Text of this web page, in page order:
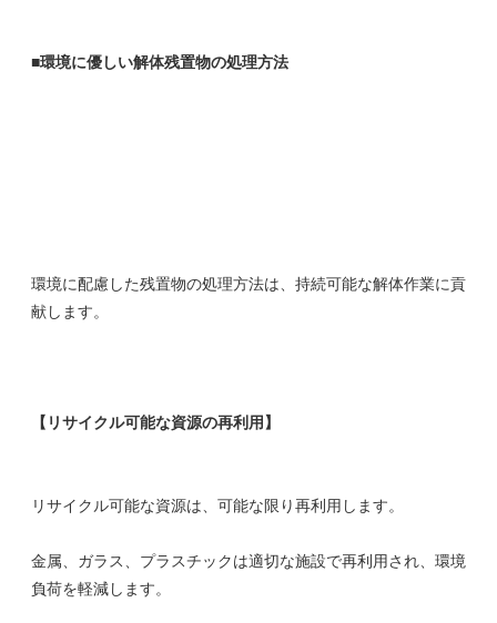
■環境に優しい解体残置物の処理方法
環境に配慮した残置物の処理方法は、持続可能な解体作業に貢
献します。
【リサイクル可能な資源の再利用】
リサイクル可能な資源は、可能な限り再利用します。
金属、ガラス、プラスチックは適切な施設で再利用され、環境
負荷を軽減します。